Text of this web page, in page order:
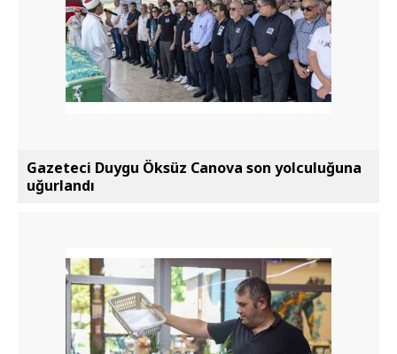
Gazeteci Duygu Öksüz Canova son yolculuğuna
uğurlandı